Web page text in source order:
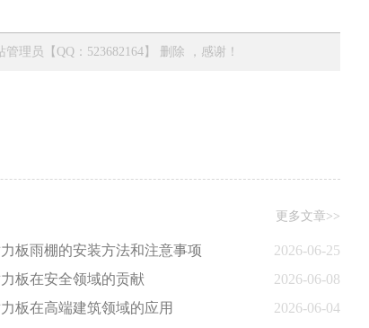
理员【QQ：523682164】 删除 ，感谢！
更多文章>>
板雨棚的安装方法和注意事项
2026-06-25
板在安全领域的贡献
2026-06-08
板在高端建筑领域的应用
2026-06-04